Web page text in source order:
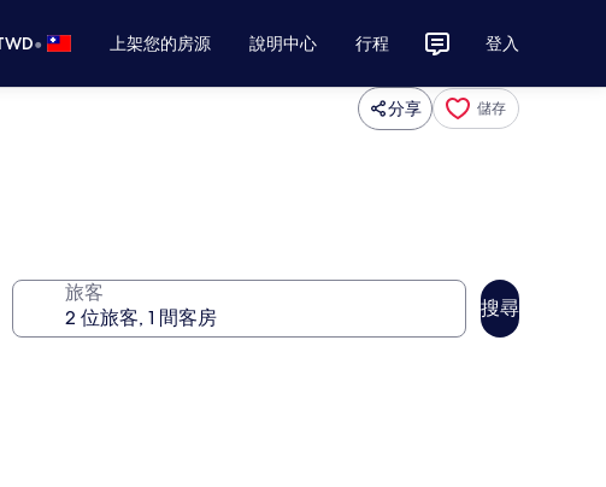
• 上架您的房源 說明中心 行程 登入
分享 儲存
旅客
搜尋